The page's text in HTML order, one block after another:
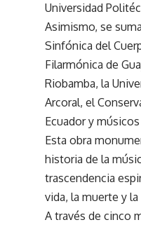
Universidad
Asimismo, se
Sinfónica del
Filarmónica de
Riobamba, la
Arcoral, el
Ecuador y
Esta obra
historia de la
trascendencia
vida, la muerte y
A través de cinco